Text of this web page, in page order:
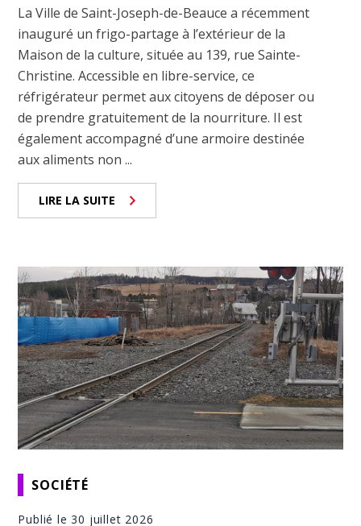
La Ville de Saint-Joseph-de-Beauce a récemment
inauguré un frigo-partage à l’extérieur de la
Maison de la culture, située au 139, rue Sainte-
Christine. Accessible en libre-service, ce
réfrigérateur permet aux citoyens de déposer ou
de prendre gratuitement de la nourriture. Il est
également accompagné d’une armoire destinée
aux aliments non ...
LIRE LA SUITE
SOCIÉTÉ
Publié le 30 juillet 2026